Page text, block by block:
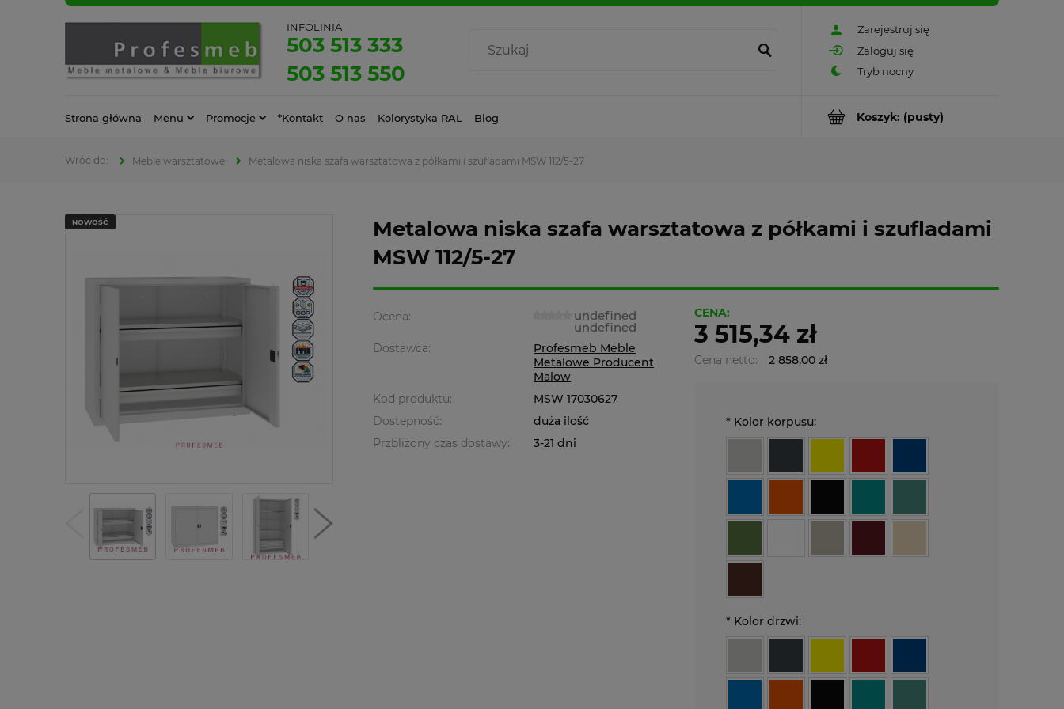
Zarejestruj się
Zaloguj się
INFOLINIA
503 513 333
503 513 550
Koszyk: (pusty)
Strona główna Menu Promocje *Kontakt O nas Kolorystyka RAL Blog
Meble warsztatowe Metalowa niska szafa warsztatowa z półkami i szufladami MSW 112/5-27
Metalowa niska szafa warsztatowa z półkami i szufladami
MSW 112/5-27
NOWOŚĆ
Ocena: undefined
undefined
Dostawca:
Profesmeb Meble
Metalowe Producent
Malow
Kod produktu:
MSW 17030627
Dostepność::
duża ilość
Przbliżony czas dostawy::
3-21 dni
CENA:
3 515,34 zł
Cena netto: 2 858,00 zł
* Kolor korpusu:
* Kolor drzwi: